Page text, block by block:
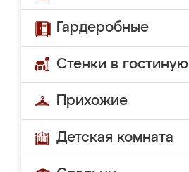
Гардеробные
Стенки в гостиную
Прихожие
Детская комната